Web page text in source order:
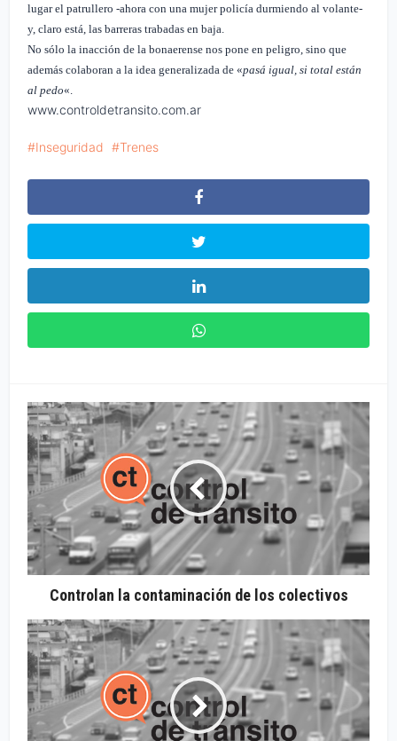
lugar el patrullero -ahora con una mujer policía durmiendo al volante-
y, claro está, las barreras trabadas en baja.
No sólo la inacción de la bonaerense nos pone en peligro, sino que
además colaboran a la idea generalizada de «pasá igual, si total están
al pedo«.
www.controldetransito.com.ar
Inseguridad Trenes
Controlan la contaminación de los colectivos